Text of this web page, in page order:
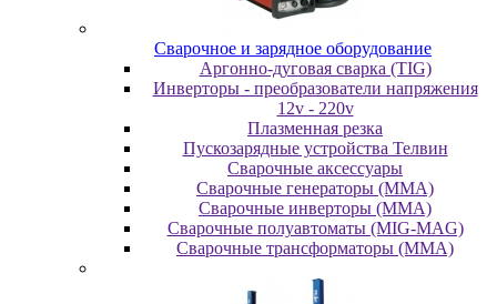
Cвapoчнoe и зарядное оборудование
Аргонно-дуговая сварка (TIG)
Инверторы - преобразователи напряжения
12v - 220v
Плазменная резка
Пускозарядные устройства Телвин
Сварочные аксессуары
Сварочные генераторы (MMA)
Сварочные инверторы (MMA)
Сварочные полуавтоматы (MIG-MAG)
Сварочные трансформаторы (MMA)